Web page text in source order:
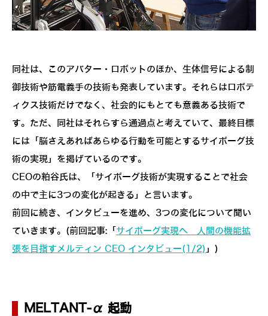
同社は、このアバター・ロボットのほか、生体信号による制
御技術や筋電義手の技術も発表しています。それらはロボテ
ィクス技術だけでなく、社会的にもとても意義ある技術で
す。ただ、同社はそれらすら通過点と考えていて、最終目標
には「脳さえあればあらゆる行動を可能とするサイボーグ技
術の実現」を掲げているのです。
CEOの粕谷氏は、「サイボーグ技術が実現することで社会
の中で主に3つの変化が起きる」と言います。
前回に続き、インタビューを進め、3つの変化について聞い
ていきます。(前回記事:「 サイボーグ実現へ 人間の機能拡
張を目指すメルティン CEO インタビュー(1/2) 」)
MELTANT-α 起動